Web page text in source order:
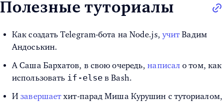
Полезные туториалы
Как создать Telegram-бота на Node.js, учит Вадим
Андоськин.
А Саша Бархатов, в свою очередь,написал о том, как
использовать if-else в Bash.
Изавершает хит-парад Миша Курушин с туториалом,